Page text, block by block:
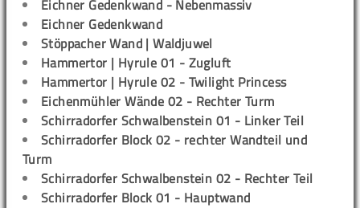
Eichner Gedenkwand - Nebenmassiv
Eichner Gedenkwand
Stöppacher Wand | Waldjuwel
Hammertor | Hyrule 01 - Zugluft
Hammertor | Hyrule 02 - Twilight Princess
Eichenmühler Wände 02 - Rechter Turm
Schirradorfer Schwalbenstein 01 - Linker Teil
Schirradorfer Block 02 - rechter Wandteil und
Turm
Schirradorfer Schwalbenstein 02 - Rechter Teil
Schirradorfer Block 01 - Hauptwand